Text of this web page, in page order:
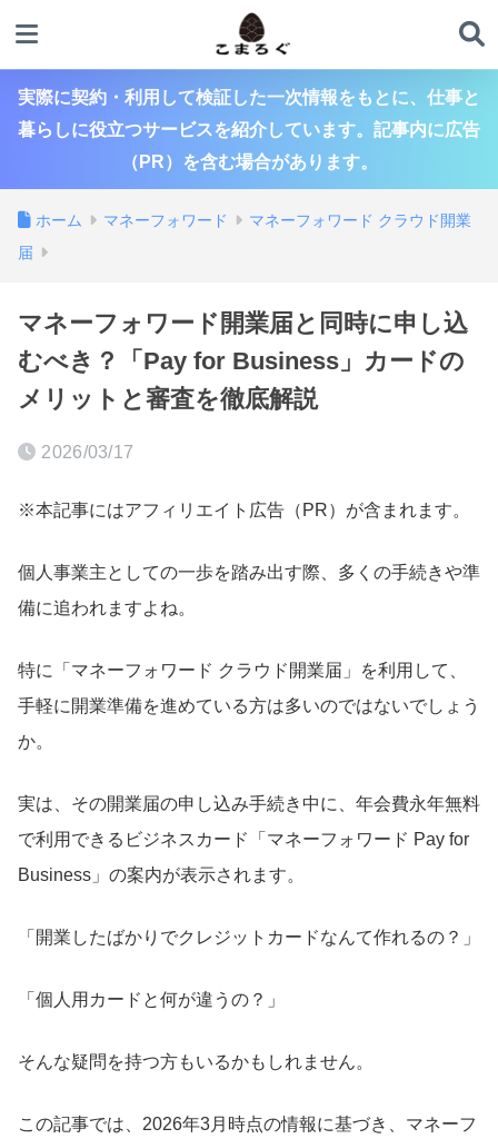
実際に契約・利用して検証した一次情報をもとに、仕事と
暮らしに役立つサービスを紹介しています。記事内に広告
（PR）を含む場合があります。
ホーム マネーフォワード
マネーフォワード クラウド開業
届
マネーフォワード開業届と同時に申し込
むべき？「Pay for Business」カードの
メリットと審査を徹底解説
2026/03/17
※本記事にはアフィリエイト広告（PR）が含まれます。
個人事業主としての一歩を踏み出す際、多くの手続きや準
備に追われますよね。
特に「マネーフォワード クラウド開業届」を利用して、
手軽に開業準備を進めている方は多いのではないでしょう
か。
実は、その開業届の申し込み手続き中に、年会費永年無料
で利用できるビジネスカード「マネーフォワード Pay for
Business」の案内が表示されます。
「開業したばかりでクレジットカードなんて作れるの？」
「個人用カードと何が違うの？」
そんな疑問を持つ方もいるかもしれません。
この記事では、2026年3月時点の情報に基づき、マネーフ